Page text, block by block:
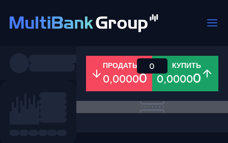
Все Форекс Металлы
ПРОДАТЬ
0,00000
КУПИТЬ
0,00000
0